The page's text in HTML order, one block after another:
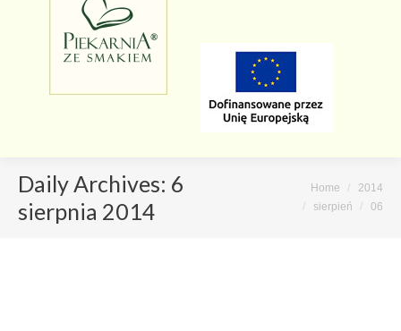
Daily Archives: 6
sierpnia 2014
You are here:
Home
2014
sierpień
06